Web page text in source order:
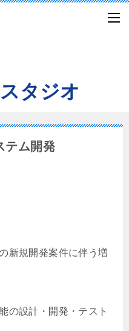
タジオ
テム開発
新規開発案件に伴う増
の設計・開発・テスト